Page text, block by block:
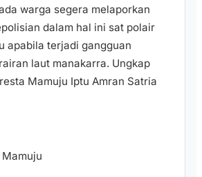
warga segera melaporkan
dalam hal ini sat polair
apabila terjadi gangguan
laut manakarra. Ungkap
Mamuju Iptu Amran Satria